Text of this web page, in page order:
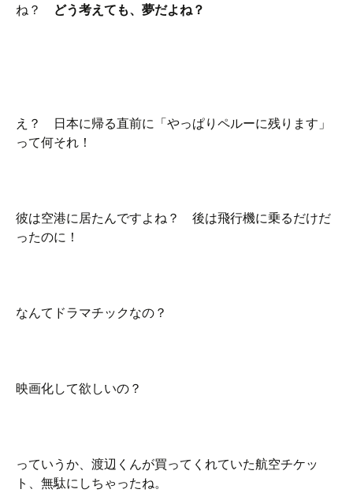
ね？ どう考えても、夢だよね？
え？ 日本に帰る直前に「やっぱりペルーに残ります」
って何それ！
彼は空港に居たんですよね？ 後は飛行機に乗るだけだ
ったのに！
なんてドラマチックなの？
映画化して欲しいの？
っていうか、渡辺くんが買ってくれていた航空チケッ
ト、無駄にしちゃったね。